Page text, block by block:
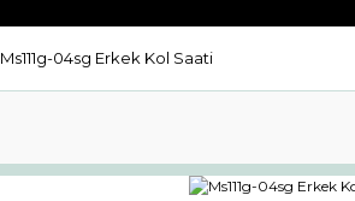
Ms111g-04sg Erkek Kol Saati